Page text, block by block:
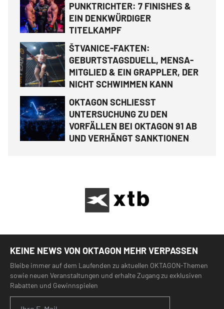
PUNKTRICHTER: 7 FINISHES &
EIN DENKWÜRDIGER
TITELKAMPF
ŠTVANICE-FAKTEN:
GEBURTSTAGSDUELL, MENSA-
MITGLIED & EIN GRAPPLER, DER
NICHT SCHWIMMEN KANN
OKTAGON SCHLIESST
UNTERSUCHUNG ZU DEN
VORFÄLLEN BEI OKTAGON 91 AB
UND VERHÄNGT SANKTIONEN
KEINE NEWS VON OKTAGON MEHR VERPASSEN
Bleibe immer auf dem Laufenden zu aktuellen OKTAGON-Themen
sowie neuen Veranstaltungen und erhalte Zugang zu exklusiven
Rabatten und Gewinnspielen